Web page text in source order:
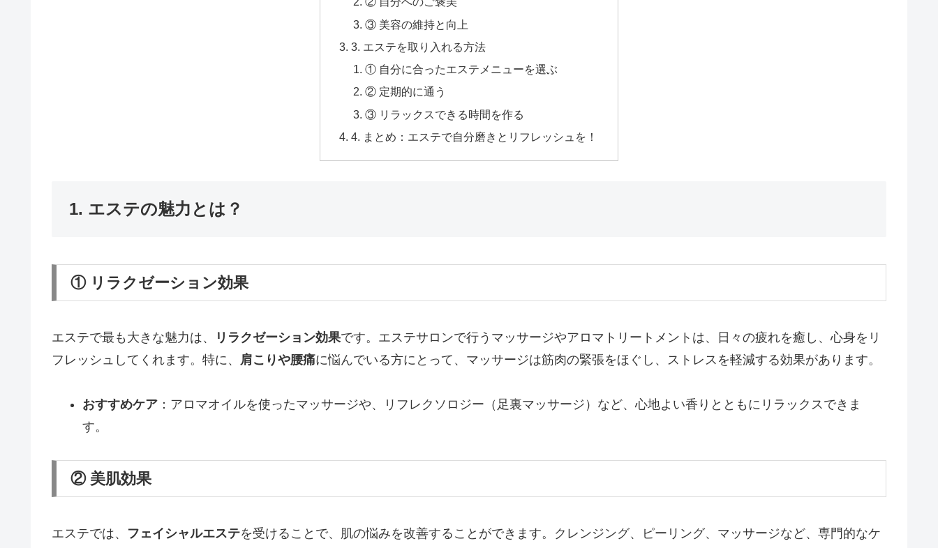
③ 美容の維持と向上
3. エステを取り入れる方法
① 自分に合ったエステメニューを選ぶ
② 定期的に通う
③ リラックスできる時間を作る
4. まとめ：エステで自分磨きとリフレッシュを！
1. エステの魅力とは？
① リラクゼーション効果
エステで最も大きな魅力は、 リラクゼーション効果です。エステサロンで行うマッサージやアロマトリートメントは、日々の疲れを癒し、心身をリ
フレッシュしてくれます。特に、 肩こりや腰痛に悩んでいる方にとって、マッサージは筋肉の緊張をほぐし、ストレスを軽減する効果があります。
おすすめケア：アロマオイルを使ったマッサージや、リフレクソロジー（足裏マッサージ）など、心地よい香りとともにリラックスできま
す。
② 美肌効果
エステでは、 フェイシャルエステを受けることで、肌の悩みを改善することができます。クレンジング、ピーリング、マッサージなど、専門的なケ